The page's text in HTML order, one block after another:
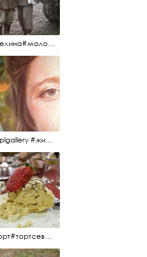
#целина#молодёжьнацелине#комсомолки#50тыегода #50тые#СССР
#aplgallery #живопись #портрет
#торт#тортсевер#север#severspb#северметрополь#безе#безесклубникой#тортвоздушный#тортсбезе#cake#meringuecake#meringuecakewithstrawberries @sever_metropol